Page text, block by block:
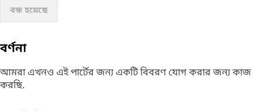
বন্ধ হয়েছে
বর্ণনা
আমরা এখনও এই পার্টের জন্য একটি বিবরণ যোগ করার জন্য কাজ
করছি.